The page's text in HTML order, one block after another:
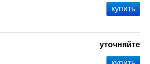
уточняйте